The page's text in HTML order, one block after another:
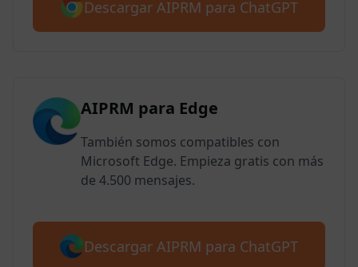
Descargar AIPRM para ChatGPT
AIPRM para Edge
También somos compatibles con
Microsoft Edge. Empieza gratis con más
de 4.500 mensajes.
Descargar AIPRM para ChatGPT